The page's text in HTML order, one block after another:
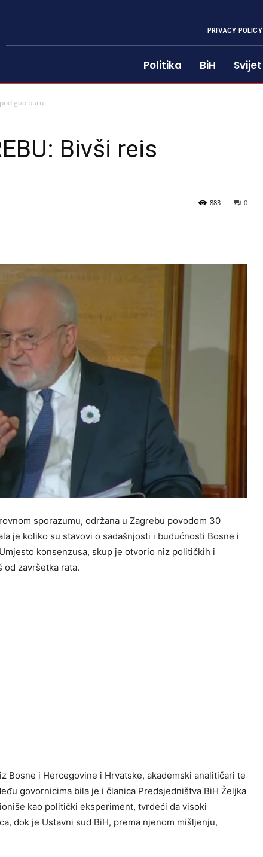
PRIVACY
Politika BiH Svijet
buru
Bivši reis
0
883
sporazumu, održana u Zagrebu povodom 30
je koliko su stavovi o sadašnjosti i budućnosti Bosne i
konsenzusa, skup je otvorio niz političkih i
završetka rata.
Bosne i Hercegovine i Hrvatske, akademski analitičari te
govornicima bila je i članica Predsjedništva BiH Željka
kao politički eksperiment, tvrdeći da visoki
dok je Ustavni sud BiH, prema njenom mišljenju,